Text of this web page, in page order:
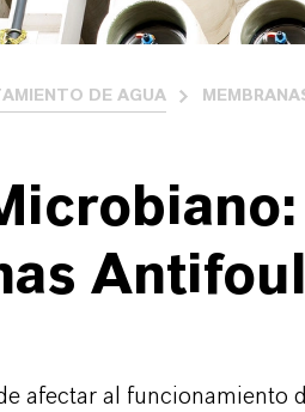
DE AGUA
afectar al funcionamiento